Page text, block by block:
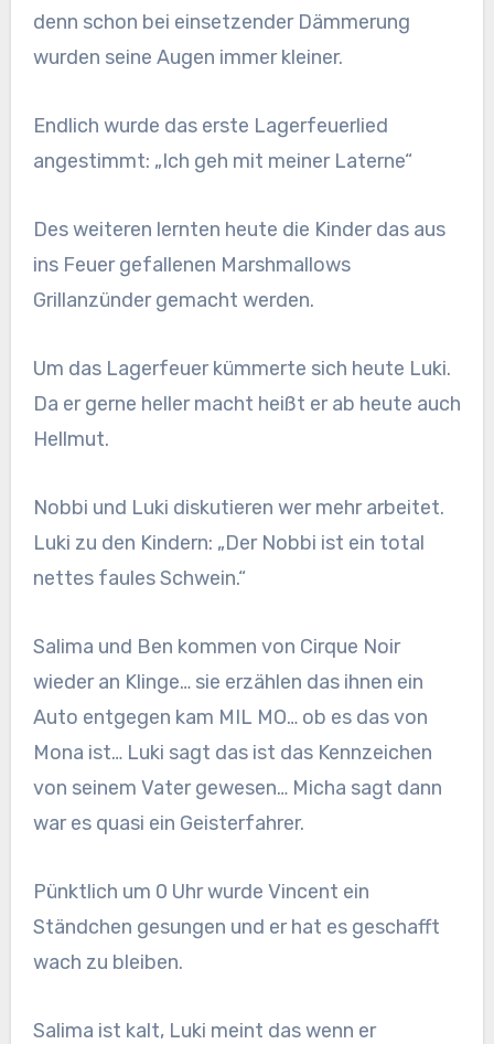
denn schon bei einsetzender Dämmerung
wurden seine Augen immer kleiner.
Endlich wurde das erste Lagerfeuerlied
angestimmt: „Ich geh mit meiner Laterne“
Des weiteren lernten heute die Kinder das aus
ins Feuer gefallenen Marshmallows
Grillanzünder gemacht werden.
Um das Lagerfeuer kümmerte sich heute Luki.
Da er gerne heller macht heißt er ab heute auch
Hellmut.
Nobbi und Luki diskutieren wer mehr arbeitet.
Luki zu den Kindern: „Der Nobbi ist ein total
nettes faules Schwein.“
Salima und Ben kommen von Cirque Noir
wieder an Klinge… sie erzählen das ihnen ein
Auto entgegen kam MIL MO… ob es das von
Mona ist… Luki sagt das ist das Kennzeichen
von seinem Vater gewesen… Micha sagt dann
war es quasi ein Geisterfahrer.
Pünktlich um 0 Uhr wurde Vincent ein
Ständchen gesungen und er hat es geschafft
wach zu bleiben.
Salima ist kalt, Luki meint das wenn er